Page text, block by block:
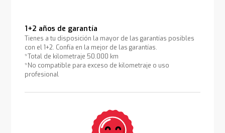
1+2 años de garantía
Tienes a tu disposición la mayor de las garantías posibles
con el 1+2. Confía en la mejor de las garantías.
*Total de kilometraje 50.000 km
*No compatible para exceso de kilometraje o uso
profesional